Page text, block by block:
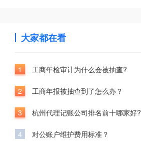
大家都在看
1 工商年检审计为什么会被抽查?
2 工商年报被抽查到了怎么办？
3 杭州代理记账公司排名前十哪家好?
4 对公账户维护费用标准？